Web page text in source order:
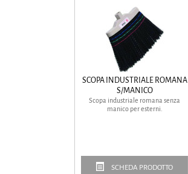
SCOPA INDUSTRIALE ROMANA
S/MANICO
Scopa industriale romana senza
manico per esterni.
SCHEDA PRODOTTO